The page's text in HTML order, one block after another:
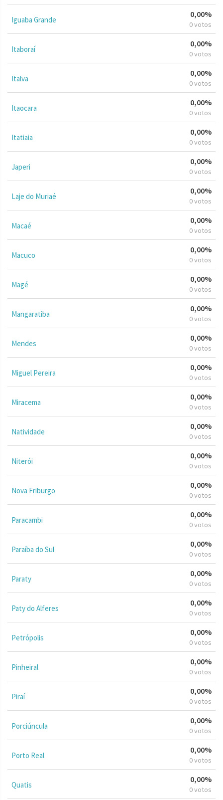
Iguaba Grande
0,00%
0 votos
Itaboraí
0,00%
0 votos
Italva
0,00%
0 votos
Itaocara
0,00%
0 votos
Itatiaia
0,00%
0 votos
Japeri
0,00%
0 votos
Laje do Muriaé
0,00%
0 votos
Macaé
0,00%
0 votos
Macuco
0,00%
0 votos
Magé
0,00%
0 votos
Mangaratiba
0,00%
0 votos
Mendes
0,00%
0 votos
Miguel Pereira
0,00%
0 votos
Miracema
0,00%
0 votos
Natividade
0,00%
0 votos
Niterói
0,00%
0 votos
Nova Friburgo
0,00%
0 votos
Paracambi
0,00%
0 votos
Paraíba do Sul
0,00%
0 votos
Paraty
0,00%
0 votos
Paty do Alferes
0,00%
0 votos
Petrópolis
0,00%
0 votos
Pinheiral
0,00%
0 votos
Piraí
0,00%
0 votos
Porciúncula
0,00%
0 votos
Porto Real
0,00%
0 votos
Quatis
0,00%
0 votos